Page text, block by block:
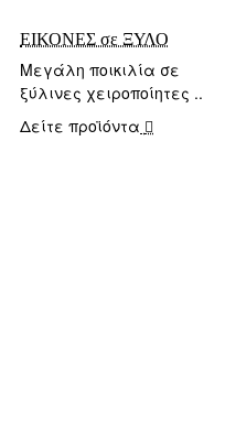
ΕΙΚΟΝΕΣ σε ΞΥΛΟ
Μεγάλη ποικιλία σε
ξύλινες χειροποίητες ..
Δείτε προϊόντα